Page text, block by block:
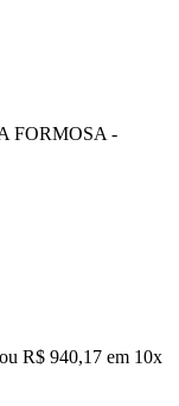
FORMOSA -
ou R$ 940,17 em 10x